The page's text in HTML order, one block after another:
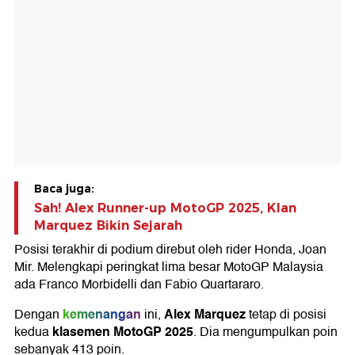
Baca juga:
Sah! Alex Runner-up MotoGP 2025, Klan
Marquez Bikin Sejarah
Posisi terakhir di podium direbut oleh rider Honda, Joan
Mir. Melengkapi peringkat lima besar MotoGP Malaysia
ada Franco Morbidelli dan Fabio Quartararo.
Dengan kemenangan ini,Alex Marqueztetap di posisi
keduaklasemen MotoGP 2025. Dia mengumpulkan poin
sebanyak 413 poin.